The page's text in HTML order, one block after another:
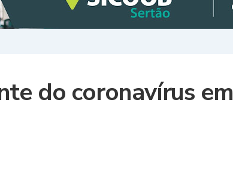
do coronavírus em